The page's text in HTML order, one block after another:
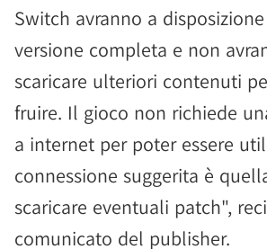
Switch avranno a
versione completa e non
scaricare ulteriori contenuti
fruire. Il gioco non richiede
a internet per poter essere
connessione suggerita è
scaricare eventuali patch",
comunicato del publisher.